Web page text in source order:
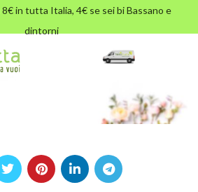
8€ in tutta Italia, 4€ se sei bi Bassano e
dintorni
footer-bg-blur-min